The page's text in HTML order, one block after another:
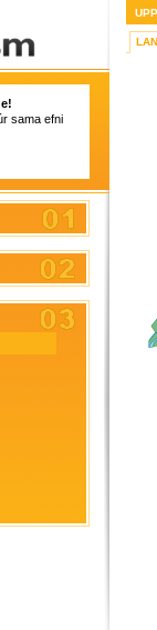
sama efni